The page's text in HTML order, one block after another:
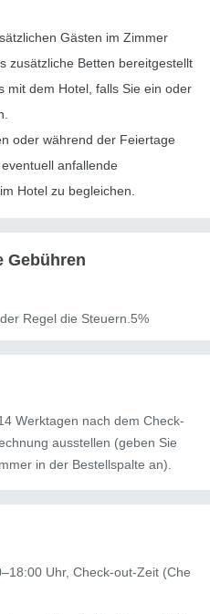
Gästen im Zimmer
zusätzliche Betten bereitgestellt
mit dem Hotel, falls Sie ein oder
oder während der Feiertage
anfallende
Hotel zu begleichen.
Gebühren
Regel die Steuern.5%
Werktagen nach dem Check-
ausstellen (geben Sie
in der Bestellspalte an).
Uhr, Check-out-Zeit (Che